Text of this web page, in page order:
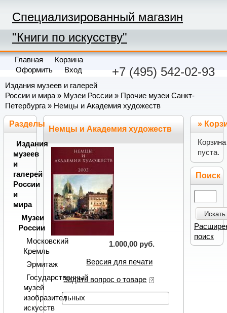
Специализированный магазин
"Книги по искусству"
+7 (495) 542-02-93
Главная
Корзина
Оформить
Вход
Издания музеев и галерей
России и мира» Музеи России » Прочие музеи Санкт-
Петербурга» Немцы и Академия художеств
Немцы и Академия художеств
1.000,00 руб.
Версия для печати
Задать вопрос о товаре
Разделы
Издания
музеев
и
галерей
России
и
мира
Музеи
России
Московский
Кремль
Эрмитаж
Государственный
музей
изобразительных
искусств
»
Корзина
пуста.
Поиск
Искать
поиск